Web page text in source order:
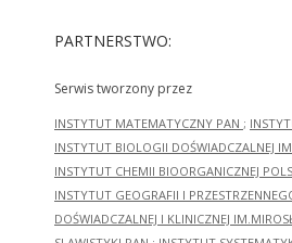
PARTNERSTWO:
Serwis tworzony przez
INSTYTUT MATEMATYCZNY PAN ;
INSTYTUT BIOLOGII DOŚWIADCZALNEJ
INSTYTUT CHEMII BIOORGANICZNEJ
INSTYTUT GEOGRAFII I
DOŚWIADCZALNEJ I KLINICZNEJ